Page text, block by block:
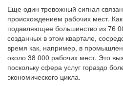
Еще один тревожный сигнал
происхождением рабочих мест.
подавляющее большинство из 76
созданных в этом квартале,
время как, например, в
около 38 000 рабочих мест. Это
поскольку сфера услуг гораздо
экономического цикла.